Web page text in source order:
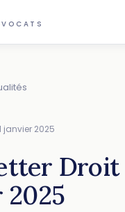
janvier 2025
Droit
2025